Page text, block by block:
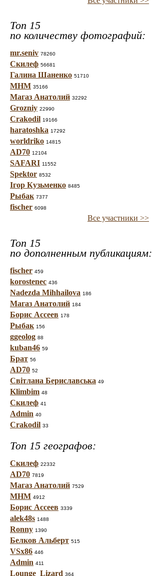
Топ 15
по количеству фотографий:
mr.seniv 78260
Скилеф 56681
Галина Шаненко 51710
МНМ 35166
Магаз Анатолий 32292
Grozniy 22990
Crakodil 19166
haratoshka 17292
worldriko 14815
AD70 12104
SAFARI 11552
Spektor 8532
Ігор Кузьменко 8485
Рыбак 7377
fischer 6098
Все участники >>
Топ 15
по дополненным публикациям:
fischer 459
korostenec 436
Nadezda Mihhailova 186
Магаз Анатолий 184
Борис Ассеев 178
Рыбак 156
ggeolog 88
kuban46 59
Брат 56
AD70 52
Світлана Бериславська 49
Klimbim 48
Скилеф 41
Admin 40
Crakodil 33
Топ 15 географов:
Скилеф 22332
AD70 7819
Магаз Анатолий 7529
МНМ 4912
Борис Ассеев 3339
alek48s 1488
Ronny 1390
Белков Альберт 515
VSx86 446
Admin 411
Lounge_Lizard 364